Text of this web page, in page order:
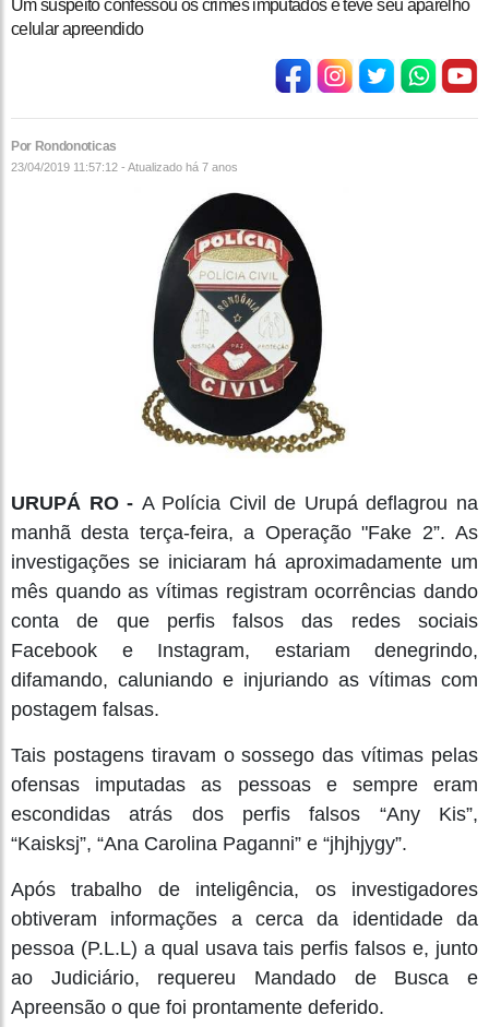
Um suspeito confessou os crimes imputados e teve seu aparelho
celular apreendido
Por Rondonoticas
23/04/2019 11:57:12 - Atualizado há 7 anos
URUPÁ RO - A Polícia Civil de Urupá deflagrou na
manhã desta terça-feira, a Operação "Fake 2”. As
investigações se iniciaram há aproximadamente um
mês quando as vítimas registram ocorrências dando
conta de que perfis falsos das redes sociais
Facebook e Instagram, estariam denegrindo,
difamando, caluniando e injuriando as vítimas com
postagem falsas.
Tais postagens tiravam o sossego das vítimas pelas
ofensas imputadas as pessoas e sempre eram
escondidas atrás dos perfis falsos “Any Kis”,
“Kaisksj”, “Ana Carolina Paganni” e “jhjhjygy”.
Após trabalho de inteligência, os investigadores
obtiveram informações a cerca da identidade da
pessoa (P.L.L) a qual usava tais perfis falsos e, junto
ao Judiciário, requereu Mandado de Busca e
Apreensão o que foi prontamente deferido.